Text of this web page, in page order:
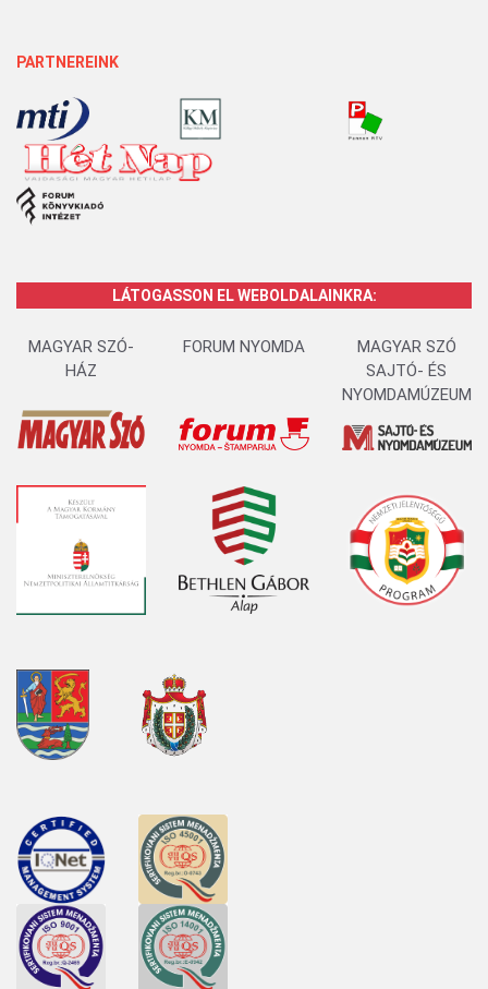
PARTNEREINK
LÁTOGASSON EL WEBOLDALAINKRA:
MAGYAR SZÓ-
HÁZ
FORUM NYOMDA
MAGYAR SZÓ
SAJTÓ- ÉS
NYOMDAMÚZEUM